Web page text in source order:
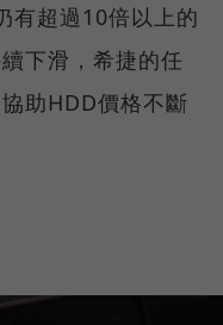
有超過10倍以上的
下滑，希捷的任
助HDD價格不斷